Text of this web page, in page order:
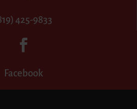
425-9833

Facebook